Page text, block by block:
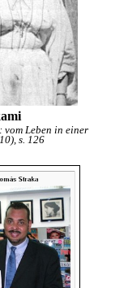
vom Leben in einer
s. 126